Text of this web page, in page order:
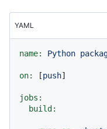
YAML
name: Python
on: [push]
jobs:
build: